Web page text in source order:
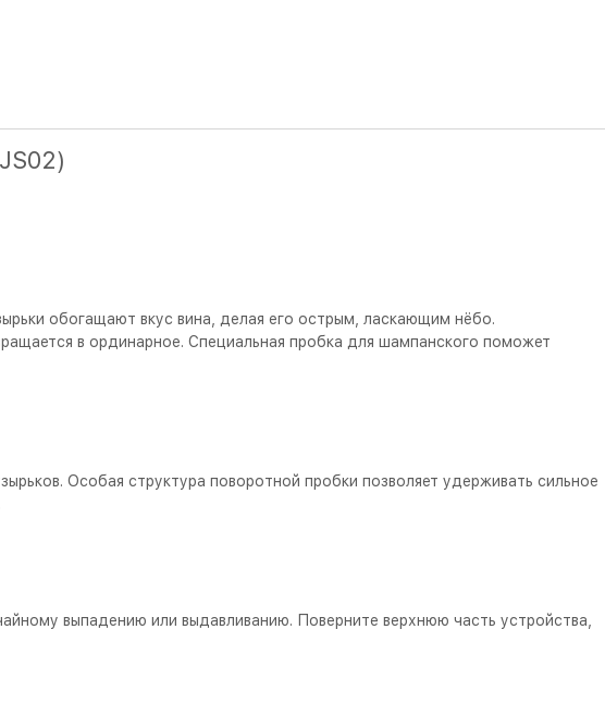
обогащают вкус вина, делая его острым, ласкающим нёбо.
в ординарное. Специальная пробка для шампанского поможет
Особая структура поворотной пробки позволяет удерживать сильное
выпадению или выдавливанию. Поверните верхнюю часть устройства,